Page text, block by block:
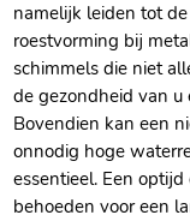
namelijk leiden tot
roestvorming bij
schimmels die niet
de gezondheid van
Bovendien kan een
onnodig hoge
essentieel. Een
behoeden voor een